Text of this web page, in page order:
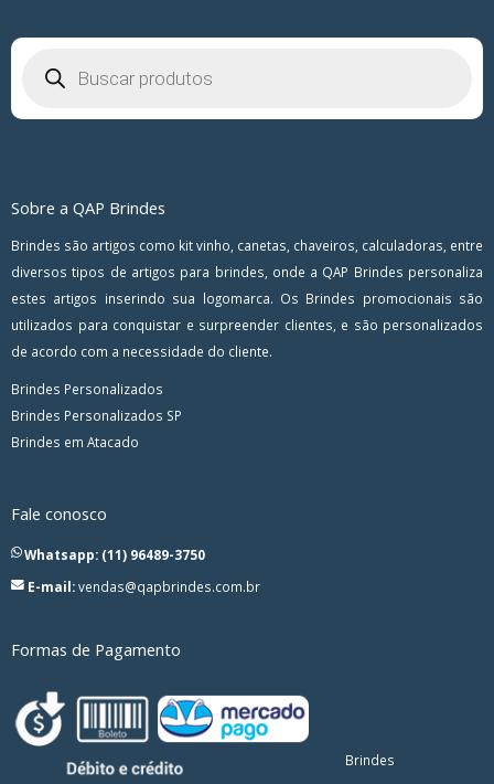
produtos
Sobre a QAP Brindes
Brindes são artigos como kit vinho, canetas, chaveiros, calculadoras, entre
diversos tipos de artigos para brindes, onde a QAP Brindes personaliza
estes artigos inserindo sua logomarca. Os Brindes promocionais são
utilizados para conquistar e surpreender clientes, e são personalizados
de acordo com a necessidade do cliente.
Brindes Personalizados
Brindes Personalizados SP
Brindes em Atacado
Fale conosco
Whatsapp: (11) 96489-3750
E-mail:vendas@qapbrindes.com.br
Formas de Pagamento
Brindes